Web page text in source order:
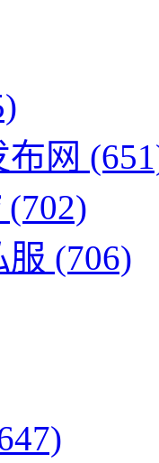
网
(702)
服 (706)